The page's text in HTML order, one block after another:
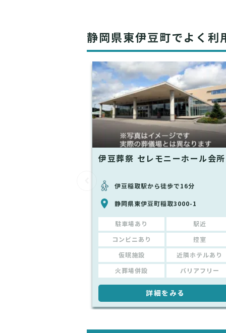
静岡県東伊豆町でよく利
伊豆葬祭 セレモニーホール会所
伊豆稲取駅から徒歩で16分
静岡県東伊豆町稲取3000-1
駐車場あり 駅近
コンビニあり 控室
仮眠施設 近隣ホテルあり
火葬場併設 バリアフリー
詳細をみる